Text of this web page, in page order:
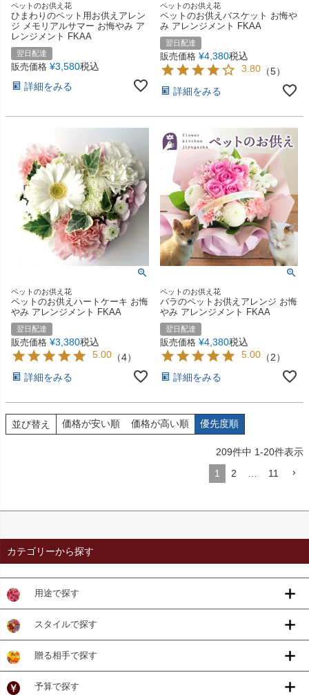
ペットのお供え花
ひまわりのペット用お供えアレン
ジ メモリアルサマー お悔やみ ア
レンジメント FKAA
翌日配達
販売価格 ¥3,580税込
詳細をみる
ペットのお供え花
ペットのお供えバスケット お悔や
み アレンジメント FKAA
翌日配達
販売価格 ¥4,380税込
3.80 （5）
詳細をみる
ペットのお供え花
ペットのお供えハートケーキ お悔
やみ アレンジメント FKAA
翌日配達
販売価格 ¥3,380税込
5.00 （4）
詳細をみる
ペットのお供え花
バラのペットお供えアレンジ お悔
やみ アレンジメント FKAA
翌日配達
販売価格 ¥4,380税込
5.00 （2）
詳細をみる
並び替え 価格が安い順 価格が高い順 優先度順
209件中 1-20件表示
1
2 11
カテゴリーから探す
用途で探す
スタイルで探す
贈る相手で探す
予算で探す